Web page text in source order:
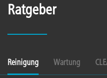
Ratgeber
Reinigung Wartung